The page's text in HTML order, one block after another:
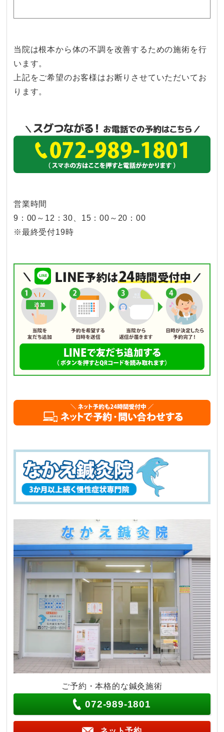
当院は根本から体の不調を改善するための施術を行
います。
上記をご希望のお客様はお断りさせていただいてお
ります。
営業時間
9：00～12：30、15：00～20：00
※最終受付19時
ご予約・本格的な鍼灸施術
072-989-1801